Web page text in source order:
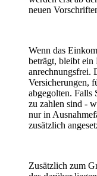
neuen
Wenn das
beträgt, bleibt
anrechnungsfrei.
Versicherungen,
abgegolten. Falls
zu zahlen sind -
nur in
zusätzlich
Zusätzlich zum